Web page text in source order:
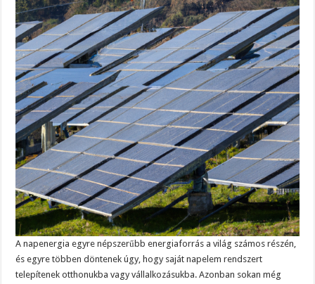
A napenergia egyre népszerűbb energiaforrás a világ számos részén,
és egyre többen döntenek úgy, hogy saját napelem rendszert
telepítenek otthonukba vagy vállalkozásukba. Azonban sokan még